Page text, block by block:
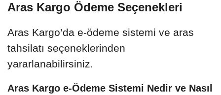
Aras Kargo Ödeme Seçenekleri
Aras Kargo’da e-ödeme sistemi ve aras
tahsilatı seçeneklerinden
yararlanabilirsiniz.
Aras Kargo e-Ödeme Sistemi Nedir ve Nasıl